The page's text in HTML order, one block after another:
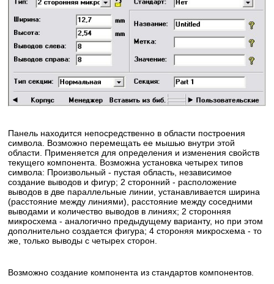
Панель находится непосредственно в области построения
символа. Возможно перемещать ее мышью внутри этой
области. Применяется для определения и изменения свойств
текущего компонента. Возможна установка четырех типов
символа: Произвольный - пустая область, независимое
создание выводов и фигур; 2 сторонний - расположение
выводов в две параллельные линии, устанавливается ширина
(расстояние между линиями), расстояние между соседними
выводами и количество выводов в линиях; 2 сторонняя
микросхема - аналогично предыдущему варианту, но при этом
дополнительно создается фигура; 4 стороняя микросхема - то
же, только выводы с четырех сторон.
Возможно создание компонента из стандартов компонентов.